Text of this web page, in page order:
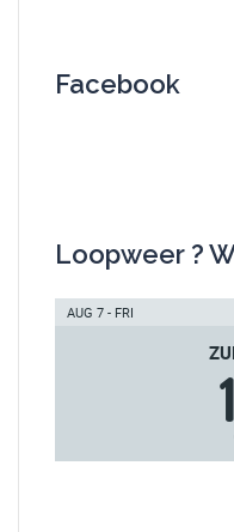
Facebook
Loopweer ?
AUG 7 - FRI